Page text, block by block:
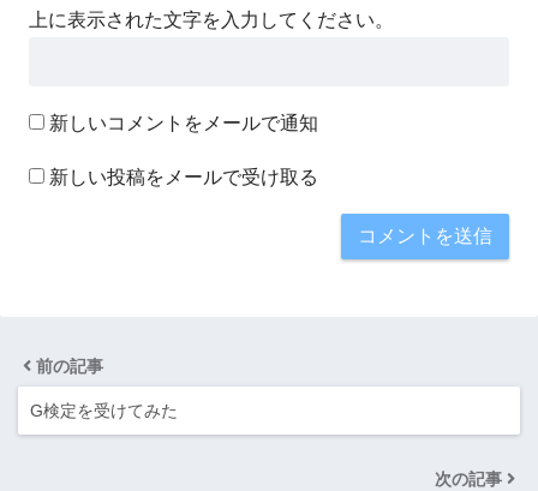
上に表示された文字を入力してください。
新しいコメントをメールで通知
新しい投稿をメールで受け取る
前の記事
G検定を受けてみた
次の記事